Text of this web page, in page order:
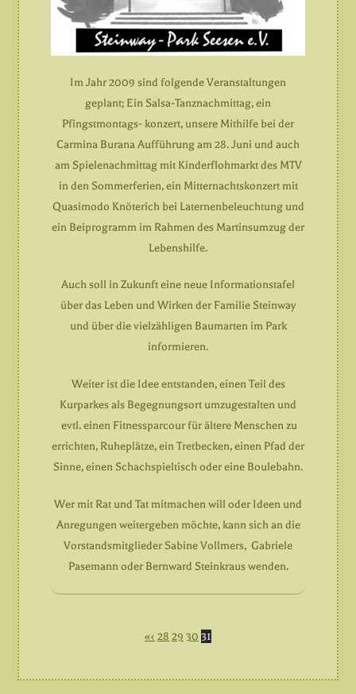
Im Jahr 2009 sind folgende Veranstaltungen
geplant; Ein Salsa-Tanznachmittag, ein
Pfingstmontags- konzert, unsere Mithilfe bei der
Carmina Burana Aufführung am 28. Juni und auch
am Spielenachmittag mit Kinderflohmarkt des MTV
in den Sommerferien, ein Mitternachtskonzert mit
Quasimodo Knöterich bei Laternenbeleuchtung und
ein Beiprogramm im Rahmen des Martinsumzug der
Lebenshilfe.
Auch soll in Zukunft eine neue Informationstafel
über das Leben und Wirken der Familie Steinway
und über die vielzähligen Baumarten im Park
informieren.
Weiter ist die Idee entstanden, einen Teil des
Kurparkes als Begegnungsort umzugestalten und
evtl. einen Fitnessparcour für ältere Menschen zu
errichten, Ruheplätze, ein Tretbecken, einen Pfad der
Sinne, einen Schachspieltisch oder eine Boulebahn.
Wer mit Rat und Tat mitmachen will oder Ideen und
Anregungen weitergeben möchte, kann sich an die
Vorstandsmitglieder Sabine Vollmers, Gabriele
Pasemann oder Bernward Steinkraus wenden.
«‹ 28 29 30 31